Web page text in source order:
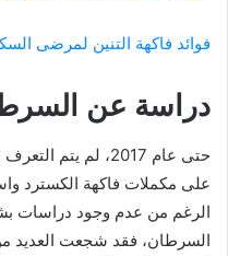
فوائد فاكهة التنين لمرضى
دراسة عن
حتى عام 2017، لم
على مكملات فاكهة الكسترد
الرغم من عدم وجود دراسات
السرطان، فقد شجعت العديد